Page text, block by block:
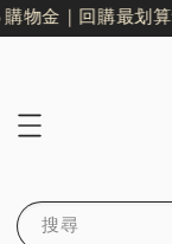
物金｜回購最划算
搜尋